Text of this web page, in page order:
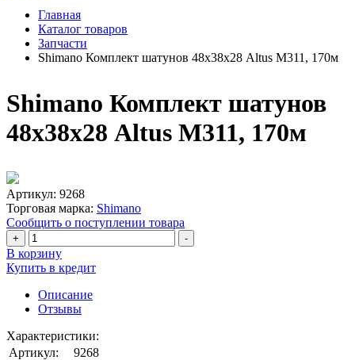
Главная
Каталог товаров
Запчасти
Shimano Комплект шатунов 48х38х28 Altus М311, 170м
Shimano Комплект шатунов
48х38х28 Altus М311, 170м
Артикул: 9268
Торговая марка: Shimano
Сообщить о поступлении товара
+ -
В корзину
Купить в кредит
Описание
Отзывы
Характеристики:
Артикул:
9268